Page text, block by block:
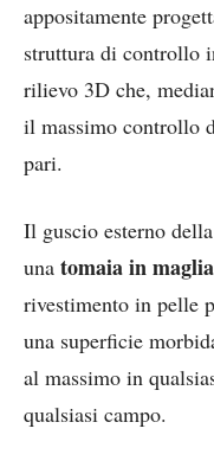
appositamente
struttura di controllo
rilievo 3D che,
il massimo controllo
pari.
Il guscio esterno della
una tomaia in
rivestimento in pelle
una superficie
al massimo in
qualsiasi campo.